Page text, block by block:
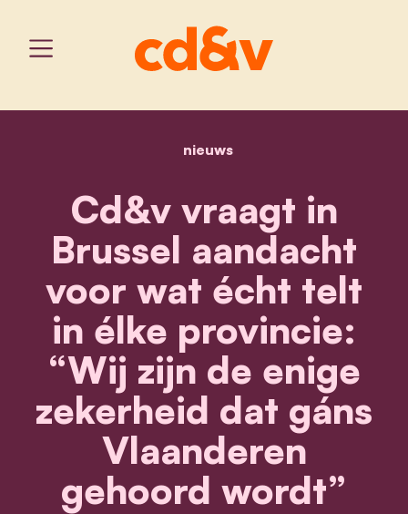
home
nieuwscd&v vraagt in brussel
Cd&v vraagt in
Brussel aandacht
voor wat écht telt
in élke provincie:
“Wij zijn de enige
zekerheid dat gáns
Vlaanderen
gehoord wordt”